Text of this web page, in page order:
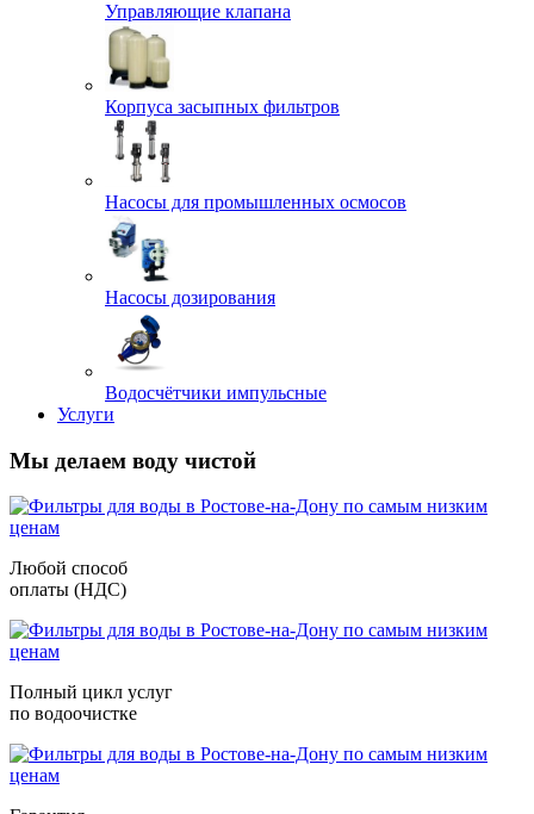
Управляющие клапана
Корпуса засыпных фильтров
Насосы для промышленных осмосов
Насосы дозирования
Водосчётчики импульсные
Услуги
Мы делаем воду чистой
Любой способ
оплаты (НДС)
Полный цикл услуг
по водоочистке